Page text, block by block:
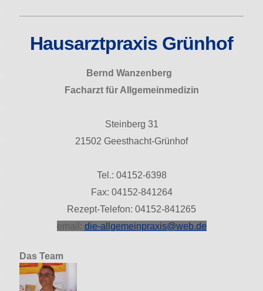
Hausarztpraxis Grünhof
Bernd Wanzenberg
Facharzt für Allgemeinmedizin
Steinberg 31
21502 Geesthacht-Grünhof
Tel.: 04152-6398
Fax: 04152-841264
Rezept-Telefon: 04152-841265
email: die-allgemeinpraxis@web.de
Das Team